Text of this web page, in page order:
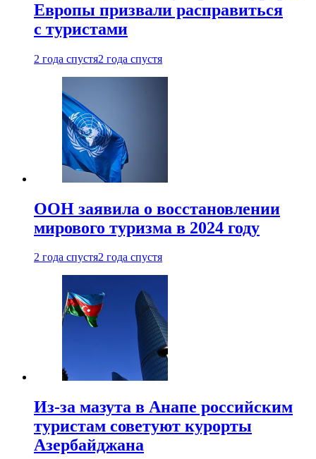
Европы призвали расправиться
с туристами
2 года спустя2 года спустя
ООН заявила о восстановлении
мирового туризма в 2024 году
2 года спустя2 года спустя
Из-за мазута в Анапе российским
туристам советуют курорты
Азербайджана